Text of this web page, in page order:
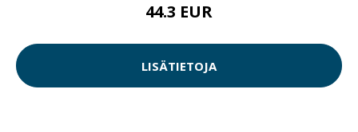
44.3 EUR
LISÄTIETOJA